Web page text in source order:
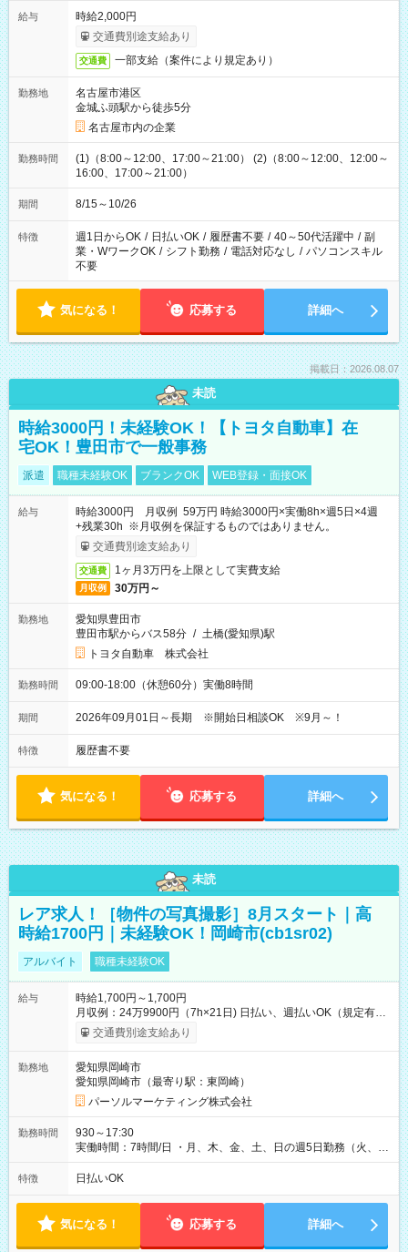
給与
時給2,000円
交通費別途支給あり
交通費 一部支給（案件により規定あり）
勤務地
名古屋市港区
金城ふ頭駅から徒歩5分
名古屋市内の企業
勤務時間
(1)（8:00～12:00、17:00～21:00） (2)（8:00～12:00、12:00～
16:00、17:00～21:00）
期間 8/15～10/26
特徴 週1日からOK / 日払いOK / 履歴書不要 / 40～50代活躍中 / 副
業・WワークOK / シフト勤務 / 電話対応なし / パソコンスキル
不要
気になる！ 応募する 詳細へ
掲載日：2026.08.07
未読
時給3000円！未経験OK！【トヨタ自動車】在
宅OK！豊田市で一般事務
派遣 職種未経験OK ブランクOK WEB登録・面接OK
給与
時給3000円 月収例 59万円 時給3000円×実働8h×週5日×4週
+残業30h ※月収例を保証するものではありません。
交通費別途支給あり
交通費 1ヶ月3万円を上限として実費支給
月収例 30万円～
勤務地
愛知県豊田市
豊田市駅からバス58分 / 土橋(愛知県)駅
トヨタ自動車 株式会社
勤務時間 09:00-18:00（休憩60分）実働8時間
期間 2026年09月01日～長期 ※開始日相談OK ※9月～！
特徴 履歴書不要
気になる！ 応募する 詳細へ
未読
レア求人！［物件の写真撮影］8月スタート｜高
時給1700円｜未経験OK！岡崎市(cb1sr02)
アルバイト 職種未経験OK
給与
時給1,700円～1,700円
月収例：24万9900円（7h×21日) 日払い、週払いOK（規定有
り） 【試用期間】試用期間なし
交通費別途支給あり
勤務地
愛知県岡崎市
愛知県岡崎市（最寄り駅：東岡崎）
パーソルマーケティング株式会社
勤務時間
930～17:30
実働時間：7時間/日 ・月、木、金、土、日の週5日勤務（火、水
は固定休です／夏季、年末年始等、長期休暇有り！） ・ワンシ
フト！ 残業ほぼナシ（0～5h/月）
特徴 日払いOK
気になる！ 応募する 詳細へ